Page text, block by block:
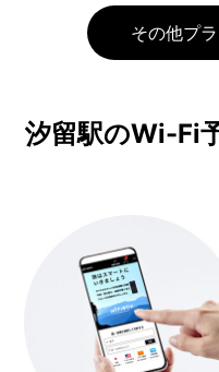
その他プ
汐留駅のWi-Fi